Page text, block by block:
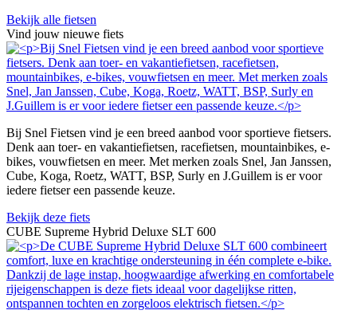
Bekijk alle fietsen
Vind jouw nieuwe fiets
Bij Snel Fietsen vind je een breed aanbod voor sportieve fietsers.
Denk aan toer- en vakantiefietsen, racefietsen, mountainbikes, e-
bikes, vouwfietsen en meer. Met merken zoals Snel, Jan Janssen,
Cube, Koga, Roetz, WATT, BSP, Surly en J.Guillem is er voor
iedere fietser een passende keuze.
Bekijk deze fiets
CUBE Supreme Hybrid Deluxe SLT 600